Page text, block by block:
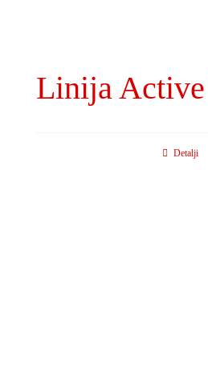
Linija
Detalji